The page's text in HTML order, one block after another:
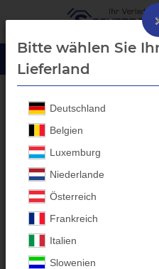
Laubgitter Aufbau
Bitte wählen Sie
Lieferland
Deutschland
Belgien
Luxemburg
Niederlande
Österreich
Frankreich
Italien
Slowenien